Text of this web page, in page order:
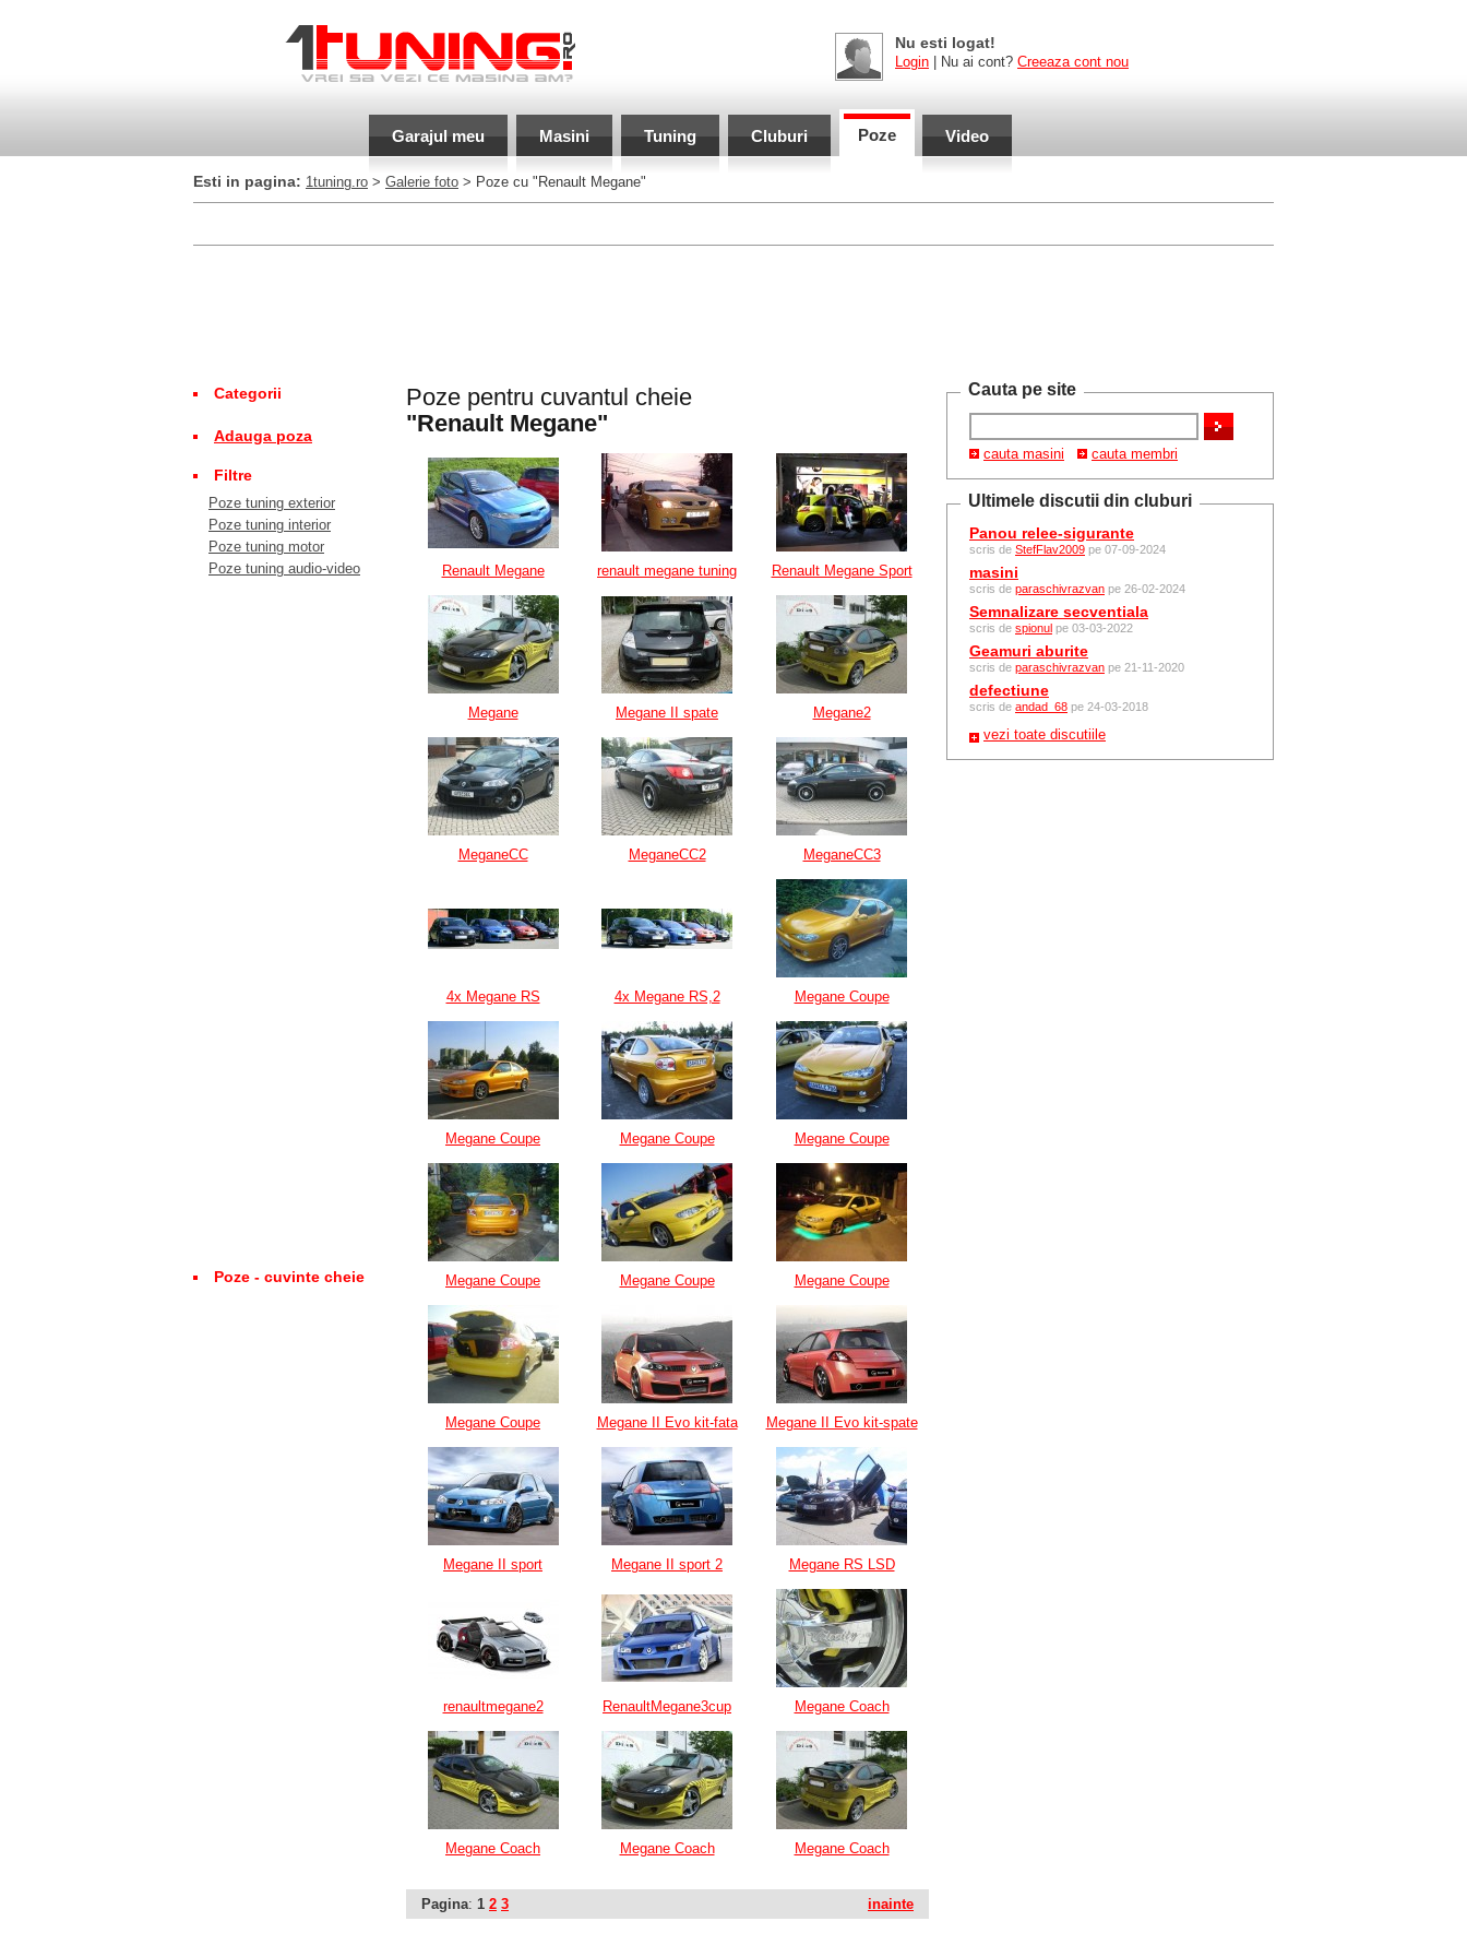
Nu esti logat!
Login | Nu ai cont? Creeaza cont nou
Garajul meu Masini Tuning Cluburi Poze Video
Esti in pagina: 1tuning.ro > Galerie foto > Poze cu "Renault Megane"
Cauta pe site
cauta masini cauta membri
Ultimele discutii din cluburi
Panou relee-sigurante
scris de StefFlav2009 pe 07-09-2024
masini
scris de paraschivrazvan pe 26-02-2024
Semnalizare secventiala
scris de spionul pe 03-03-2022
Geamuri aburite
scris de paraschivrazvan pe 21-11-2020
defectiune
scris de andad_68 pe 24-03-2018
vezi toate discutiile
Categorii
Adauga poza
Filtre
Poze tuning exterior
Poze tuning interior
Poze tuning motor
Poze tuning audio-video
Poze - cuvinte cheie
Poze pentru cuvantul cheie
"Renault Megane"
Renault Megane renault megane tuning Renault Megane Sport
Megane Megane II spate Megane2
MeganeCC MeganeCC2 MeganeCC3
4x Megane RS 4x Megane RS,2 Megane Coupe
Megane Coupe Megane Coupe Megane Coupe
Megane Coupe Megane Coupe Megane Coupe
Megane Coupe Megane II Evo kit-fata Megane II Evo kit-spate
Megane II sport Megane II sport 2 Megane RS LSD
renaultmegane2 RenaultMegane3cup Megane Coach
Megane Coach Megane Coach Megane Coach
Pagina: 1 2 3 inainte